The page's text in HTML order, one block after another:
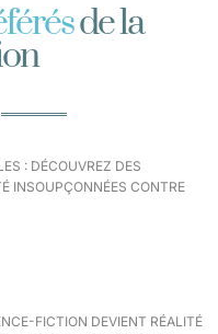
de la
: DÉCOUVREZ DES
INSOUPÇONNÉES CONTRE
FICTION DEVIENT RÉALITÉ